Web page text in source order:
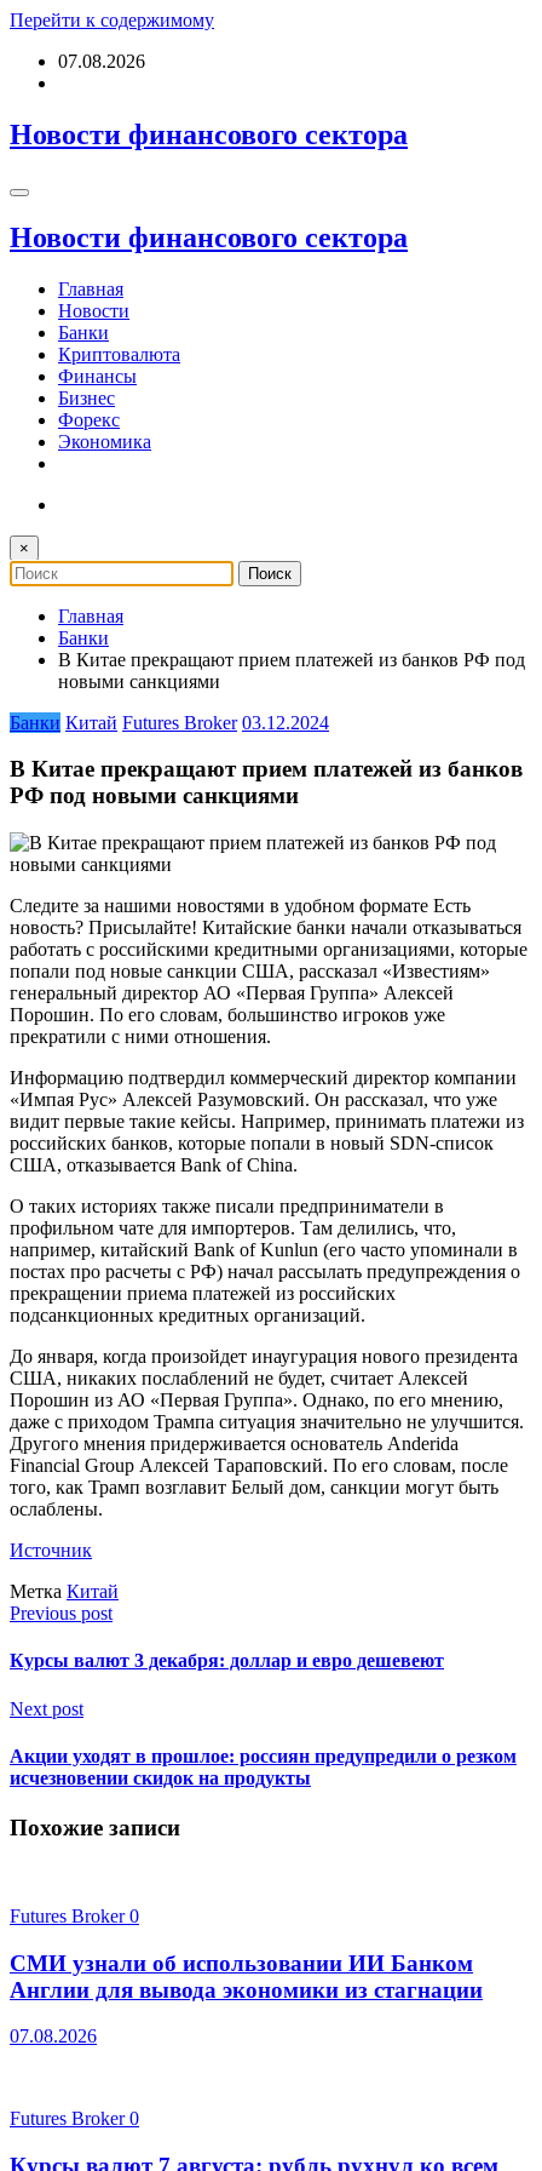
Перейти к содержимому
07.08.2026
Новости финансового сектора
Новости финансового сектора
Главная
Новости
Банки
Криптовалюта
Финансы
Бизнес
Форекс
Экономика
×
Главная
Банки
В Китае прекращают прием платежей из банков РФ под
новыми санкциями
Банки Китай Futures Broker 03.12.2024
В Китае прекращают прием платежей из банков
РФ под новыми санкциями
Следите за нашими новостями в удобном формате Есть
новость? Присылайте! Китайские банки начали отказываться
работать с российскими кредитными организациями, которые
попали под новые санкции США, рассказал «Известиям»
генеральный директор АО «Первая Группа» Алексей
Порошин. По его словам, большинство игроков уже
прекратили с ними отношения.
Информацию подтвердил коммерческий директор компании
«Импая Рус» Алексей Разумовский. Он рассказал, что уже
видит первые такие кейсы. Например, принимать платежи из
российских банков, которые попали в новый SDN-список
США, отказывается Bank of China.
О таких историях также писали предприниматели в
профильном чате для импортеров. Там делились, что,
например, китайский Bank of Kunlun (его часто упоминали в
постах про расчеты с РФ) начал рассылать предупреждения о
прекращении приема платежей из российских
подсанкционных кредитных организаций.
До января, когда произойдет инаугурация нового президента
США, никаких послаблений не будет, считает Алексей
Порошин из АО «Первая Группа». Однако, по его мнению,
даже с приходом Трампа ситуация значительно не улучшится.
Другого мнения придерживается основатель Anderida
Financial Group Алексей Тараповский. По его словам, после
того, как Трамп возглавит Белый дом, санкции могут быть
ослаблены.
Источник
Метка Китай
Previous post
Курсы валют 3 декабря: доллар и евро дешевеют
Next post
Акции уходят в прошлое: россиян предупредили о резком
исчезновении скидок на продукты
Похожие записи
Futures Broker0
СМИ узнали об использовании ИИ Банком
Англии для вывода экономики из стагнации
07.08.2026
Futures Broker0
Курсы валют 7 августа: рубль рухнул ко всем